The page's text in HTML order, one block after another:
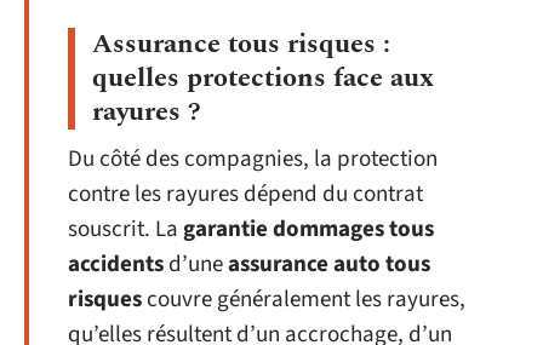
Assurance tous risques :
quelles protections face aux
rayures ?
Du côté des compagnies, la protection
contre les rayures dépend du contrat
souscrit. Lagarantie dommages tous
accidentsd’uneassurance auto tous
risquescouvre généralement les rayures,
qu’elles résultent d’un accrochage, d’un